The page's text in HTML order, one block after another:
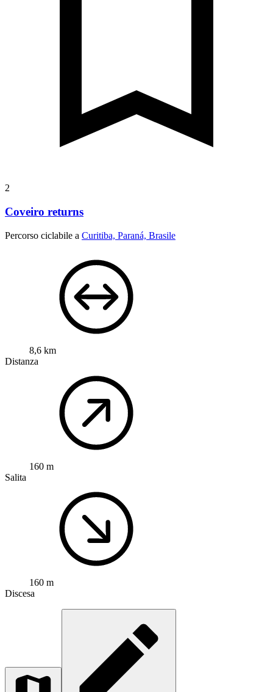
2
Coveiro returns
Percorso ciclabile a Curitiba, Paraná, Brasile
8,6 km
Distanza
160 m
Salita
160 m
Discesa